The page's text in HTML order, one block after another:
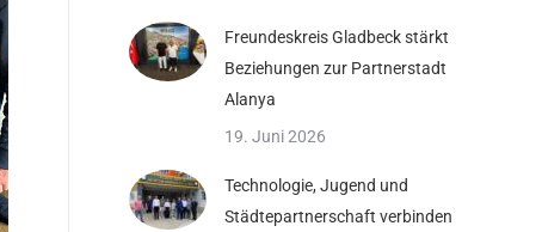
Freundeskreis Gladbeck stärkt
Beziehungen zur Partnerstadt
Alanya
19. Juni 2026
Technologie, Jugend und
Städtepartnerschaft verbinden